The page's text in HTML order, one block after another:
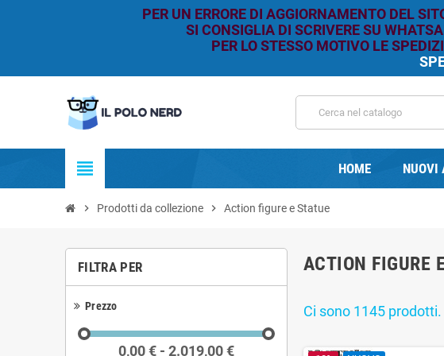
PER UN ERRORE DI AGGIORNAMENTO DEL
SI CONSIGLIA DI SCRIVERE SU
PER LO STESSO MOTIVO LE
view_headline HOME NUOVI
chevron_right Prodotti da collezione chevron_right Action figure e Statue
FILTRA PER
Prezzo
0,00 € - 2.019,00 €
ACTION FIGURE
Ci sono 1145 prodotti.